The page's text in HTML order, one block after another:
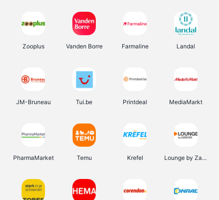
Zooplus Vanden Borre Farmaline Landal
JM-Bruneau Tui.be Printdeal MediaMarkt
PharmaMarket Temu Krefel Lounge by Zalando